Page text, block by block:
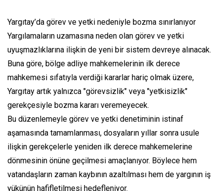
Yargıtay’da görev ve yetki nedeniyle bozma sınırlanıyor
Yargılamaların uzamasına neden olan görev ve yetki
uyuşmazlıklarına ilişkin de yeni bir sistem devreye alınacak.
Buna göre, bölge adliye mahkemelerinin ilk derece
mahkemesi sıfatıyla verdiği kararlar hariç olmak üzere,
Yargıtay artık yalnızca "görevsizlik" veya "yetkisizlik"
gerekçesiyle bozma kararı veremeyecek.
Bu düzenlemeyle görev ve yetki denetiminin istinaf
aşamasında tamamlanması, dosyaların yıllar sonra usule
ilişkin gerekçelerle yeniden ilk derece mahkemelerine
dönmesinin önüne geçilmesi amaçlanıyor. Böylece hem
vatandaşların zaman kaybının azaltılması hem de yargının iş
yükünün hafifletilmesi hedefleniyor.